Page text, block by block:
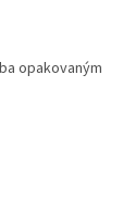
opakovaným